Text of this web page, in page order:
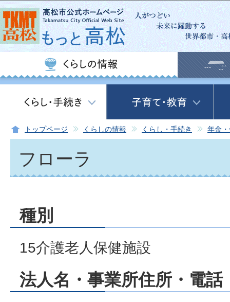
この
トップページ くらしの情報 くらし・手続き 年金
フローラ
種別
15介護老人保健施設
法人名・事業所住所・電話